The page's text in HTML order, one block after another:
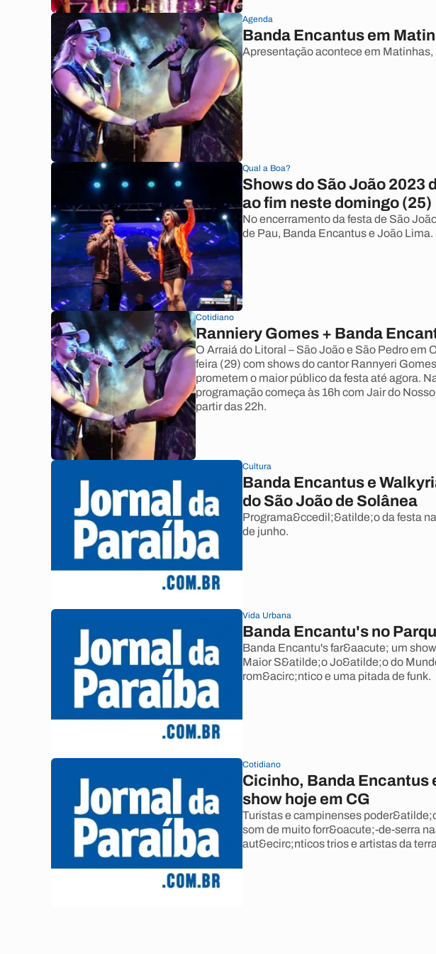
Agenda
Banda Encantus em
Apresentação acontece em Matinhas,
Qual a Boa?
Shows do São João 2023
ao fim neste domingo (25)
No encerramento da festa de São
de Pau, Banda Encantus e João Lima.
Cotidiano
Ranniery Gomes + Banda
O Arraiá do Litoral – São João e São Pedro em
feira (29) com shows do cantor Rannyeri
prometem o maior público da festa até agora.
programação começa às 16h com Jair do
partir das 22h.
Cultura
Banda Encantus e
do São João de Solânea
Programa&ccedil;&atilde;o da festa
de junho.
Vida Urbana
Banda Encantu's no
Banda Encantu's far&aacute; um
Maior S&atilde;o Jo&atilde;o do
rom&acirc;ntico e uma pitada de funk.
Cotidiano
Cicinho, Banda Encantus
show hoje em CG
Turistas e campinenses
som de muito forr&oacute;-de-serra
aut&ecirc;nticos trios e artistas da